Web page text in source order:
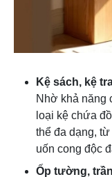
Kệ sách, kệ
Nhờ khả năng
loại kệ chứa
thể đa dạng,
uốn cong độc
Ốp tường,